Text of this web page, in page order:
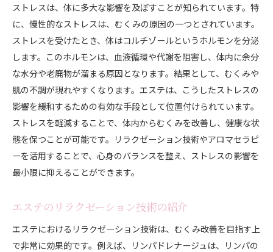
ストレスは、体に多大な影響を及ぼすことが知られています。特
に、慢性的なストレスは、むくみの原因の一つとされています。
ストレスを受けたとき、体はコルチゾールというホルモンを分泌
します。このホルモンは、血液循環や代謝を阻害し、体内に余分
な水分や老廃物が溜まる原因となります。結果として、むくみや
肌の不調が現れやすくなります。エステは、こうしたストレスの
影響を緩和するための有効な手段として位置付けられています。
ストレスを軽減することで、体内からむくみを改善し、健康な状
態を保つことが可能です。リラクゼーション技術やアロマセラピ
ーを活用することで、心身のバランスを整え、ストレスの影響を
最小限に抑えることができます。
エステのリラクゼーション技術の紹介
エステにおけるリラクゼーション技術は、むくみ改善を目指す上
で非常に効果的です。例えば、リンパドレナージュは、リンパの